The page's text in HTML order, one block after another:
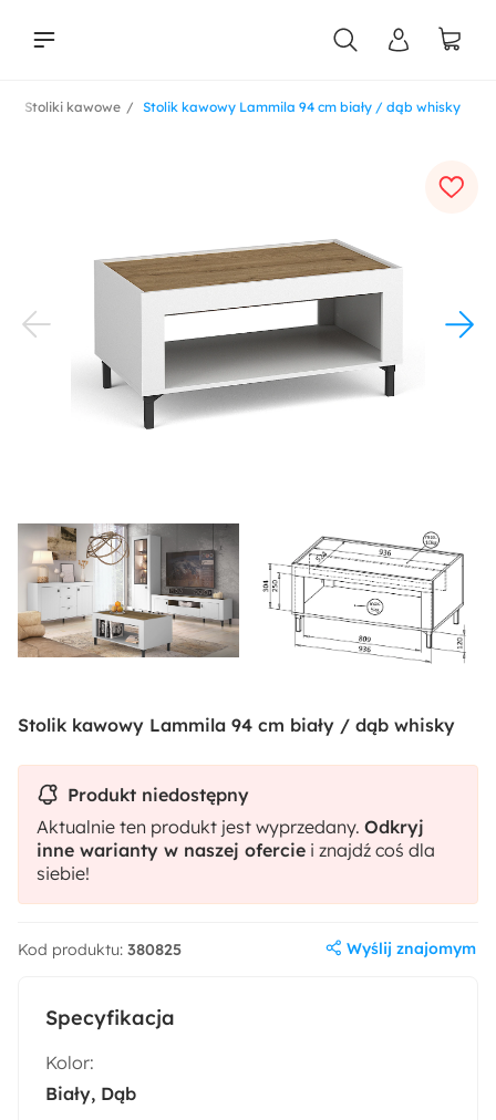
Stolik kawowy Lammila 94 cm biały / dąb whisky
Stoliki kawowe
Specyfikacja
Kolor:
Biały Dąb
Stolik kawowy Lammila 94 cm biały / dąb whisky
Produkt niedostępny
Aktualnie ten produkt jest wyprzedany. Odkryj
inne warianty w naszej ofercie i znajdź coś dla
siebie!
Kod produktu: 380825 Wyślij znajomym